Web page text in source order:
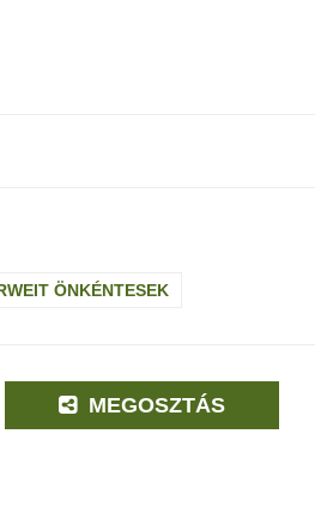
ÖNKÉNTESEK
MEGOSZTÁS